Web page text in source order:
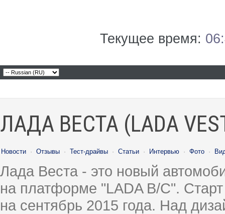
Текущее время:
ЛАДА ВЕСТА (LADA
Новости · Отзывы · Тест-драйвы · Статьи · Интервью · Фото ·
Лада Веста - это новый
на платформе "LADA B/C".
на сентябрь 2015 года. Над